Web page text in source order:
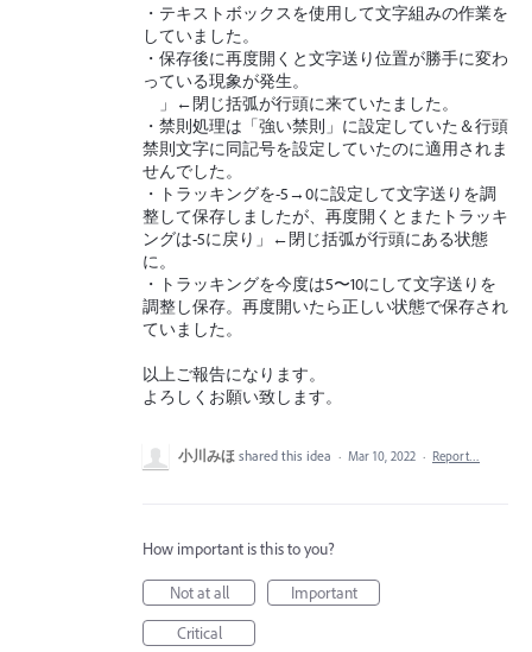
・テキストボックスを使用して文字組みの作業を
していました。
・保存後に再度開くと文字送り位置が勝手に変わ
っている現象が発生。
」←閉じ括弧が行頭に来ていたました。
・禁則処理は「強い禁則」に設定していた＆行頭
禁則文字に同記号を設定していたのに適用されま
せんでした。
・トラッキングを-5→0に設定して文字送りを調
整して保存しましたが、再度開くとまたトラッキ
ングは-5に戻り」←閉じ括弧が行頭にある状態
に。
・トラッキングを今度は5〜10にして文字送りを
調整し保存。再度開いたら正しい状態で保存され
ていました。
以上ご報告になります。
よろしくお願い致します。
小川みほ shared this idea · Mar 10, 2022 · Report…
How important is this to you?
Not at all
Important
Critical